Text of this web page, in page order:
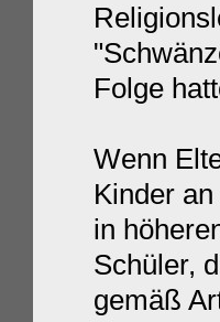
Folge
Wenn
Kinder
in
Schüler,
gemäß